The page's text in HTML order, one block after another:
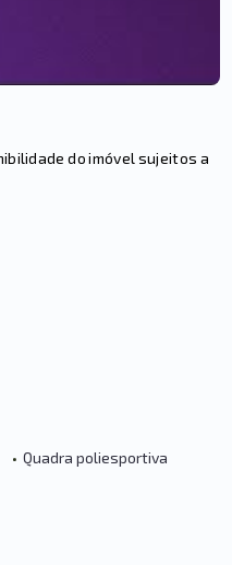
do imóvel sujeitos a
• Quadra poliesportiva